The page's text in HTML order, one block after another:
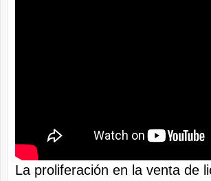
La proliferación en la venta de